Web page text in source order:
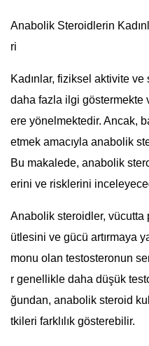
Anabolik Steroidlerin
ri
Kadınlar, fiziksel aktivite
daha fazla ilgi göstermekte
ere yönelmektedir. Ancak,
etmek amacıyla anabolik
Bu makalede, anabolik
erini ve risklerini
Anabolik steroidler, vücutta
ütlesini ve gücü artırmaya
monu olan testosteronun
r genellikle daha düşük
ğundan, anabolik steroid
tkileri farklılık gösterebilir.